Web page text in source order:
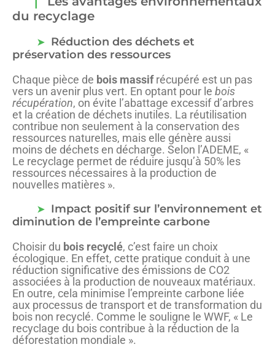
du recyclage
Réduction des déchets et
préservation des ressources
Chaque pièce de bois massifrécupéré est un pas
vers un avenir plus vert. En optant pour le bois
récupération, on évite l’abattage excessif d’arbres
et la création de déchets inutiles. La réutilisation
contribue non seulement à la conservation des
ressources naturelles, mais elle génère aussi
moins de déchets en décharge. Selon l’ADEME, «
Le recyclage permet de réduire jusqu’à 50% les
ressources nécessaires à la production de
nouvelles matières ».
Impact positif sur l’environnement et
diminution de l’empreinte carbone
Choisir du bois recyclé, c’est faire un choix
écologique. En effet, cette pratique conduit à une
réduction significative des émissions de CO2
associées à la production de nouveaux matériaux.
En outre, cela minimise l’empreinte carbone liée
aux processus de transport et de transformation du
bois non recyclé. Comme le souligne le WWF, « Le
recyclage du bois contribue à la réduction de la
déforestation mondiale ».